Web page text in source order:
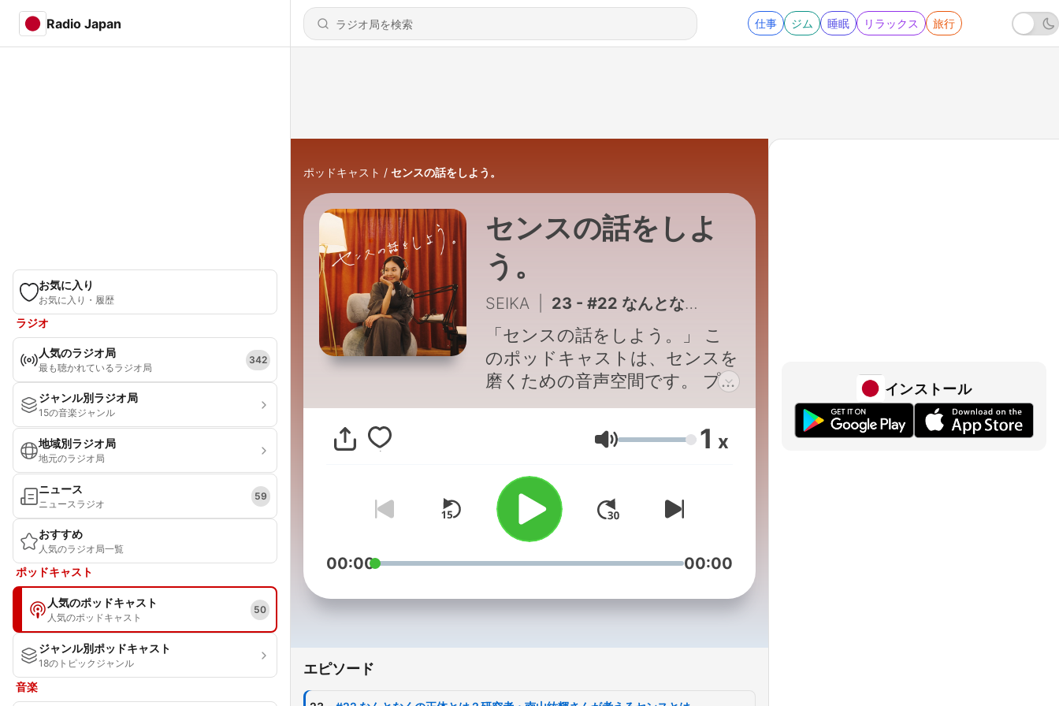
Radio Japan 仕事 ジム 睡眠 リラックス 旅行
お気に入り
お気に入り・履歴
ラジオ
人気のラジオ局
最も聴かれているラジオ局
342
ジャンル別ラジオ局
15の音楽ジャンル
地域別ラジオ局
地元のラジオ局
ニュース
ニュースラジオ
59
おすすめ
人気のラジオ局一覧
ポッドキャスト
人気のポッドキャスト
人気のポッドキャスト
50
ジャンル別ポッドキャスト
18のトピックジャンル
音楽
ポッドキャスト センスの話をしよう。
センスの話をしよ
う。
SEIKA 23 - #22 なんとなくの正体とは？研究者・南山紘輝さんが考えるセンスとは。
「センスの話をしよう。」 こ
のポッドキャストは、センスを
磨くための音声空間です。 プロ
から学ぶ価値観、リスナーさん
との対話、日々の気づき。 ライ
フスタイル、仕事、ファッショ
ン、食、運動、マインド、感性
という7つの視点から、あなた
のセンスを刺激します。 お金
では買えないもの。それがセン
ス。 だからこそ、学び、吸収
く。 固定概念を超えて、あなた
✉️質問やコメント、番組へのリ
https://forms.gle/6VotKpti6Vzu2Hyq8
音量 1 x
00:00 00:00
エピソード
インストール